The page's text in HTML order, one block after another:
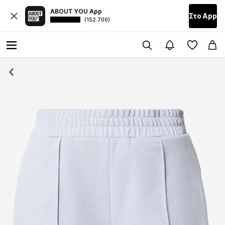
ABOUT YOU App
(152.700) Στο Αpp